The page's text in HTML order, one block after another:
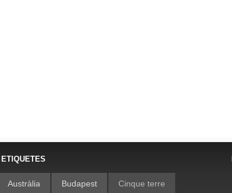
ETIQUETES
Austràlia Budapest Cinque terre